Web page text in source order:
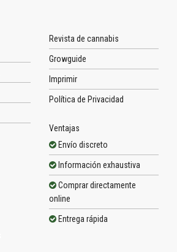
Revista de cannabis
Growguide
Imprimir
Política de Privacidad
Ventajas
Envío discreto
Información exhaustiva
Comprar directamente
online
Entrega rápida